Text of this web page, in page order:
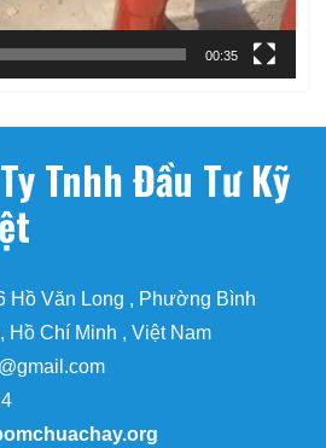
00:35
Tnhh Đầu Tư Kỹ
Hồ Văn Long , Phường Bình
Hồ Chí Minh , Việt Nam